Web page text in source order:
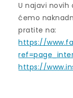
U najavi novih
ćemo
pratite na:
https://
https://